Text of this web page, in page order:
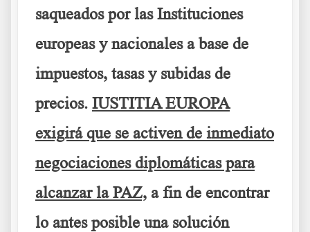
saqueados por las Instituciones
europeas y nacionales a base de
impuestos, tasas y subidas de
precios. IUSTITIA EUROPA
exigirá que se activen de inmediato
negociaciones diplomáticas para
alcanzar la PAZ, a fin de encontrar
lo antes posible una solución